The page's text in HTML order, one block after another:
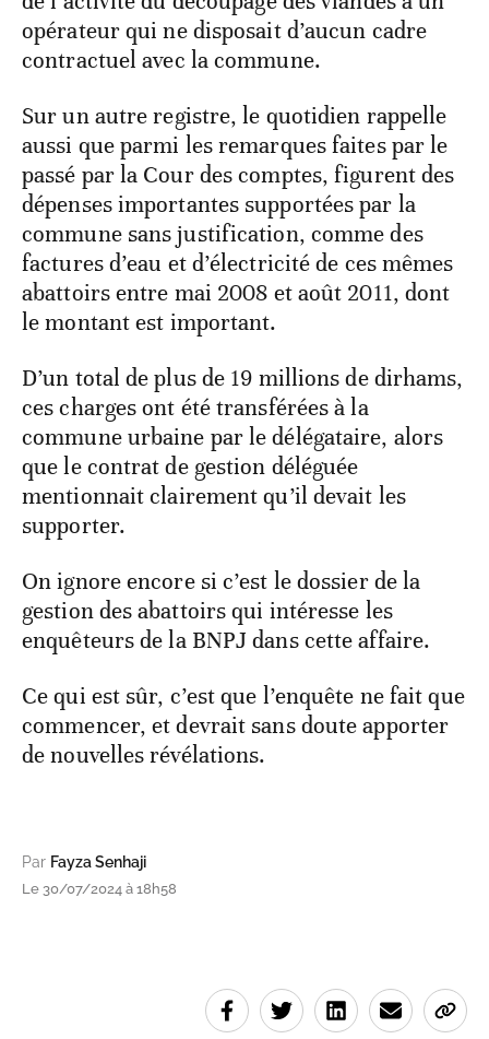
opérateur qui ne disposait d’aucun cadre
contractuel avec la commune.
Sur un autre registre, le quotidien rappelle
aussi que parmi les remarques faites par le
passé par la Cour des comptes, figurent des
dépenses importantes supportées par la
commune sans justification, comme des
factures d’eau et d’électricité de ces mêmes
abattoirs entre mai 2008 et août 2011, dont
le montant est important.
D’un total de plus de 19 millions de dirhams,
ces charges ont été transférées à la
commune urbaine par le délégataire, alors
que le contrat de gestion déléguée
mentionnait clairement qu’il devait les
supporter.
On ignore encore si c’est le dossier de la
gestion des abattoirs qui intéresse les
enquêteurs de la BNPJ dans cette affaire.
Ce qui est sûr, c’est que l’enquête ne fait que
commencer, et devrait sans doute apporter
de nouvelles révélations.
Par Fayza Senhaji
Le 30/07/2024 à 18h58